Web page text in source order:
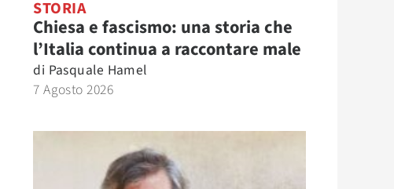
STORIA
Chiesa e fascismo: una storia che
l’Italia continua a raccontare male
di Pasquale Hamel
7 Agosto 2026